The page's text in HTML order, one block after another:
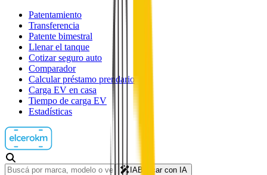
Patentamiento
Transferencia
Patente bimestral
Llenar el tanque
Cotizar seguro auto
Comparador
Calcular préstamo prendario
Carga EV en casa
Tiempo de carga EV
Estadísticas
IABuscar con IA